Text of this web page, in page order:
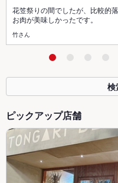
花笠祭りの間でしたが、比較的
お肉が美味しかったです。
竹さん
検
ピックアップ店舗